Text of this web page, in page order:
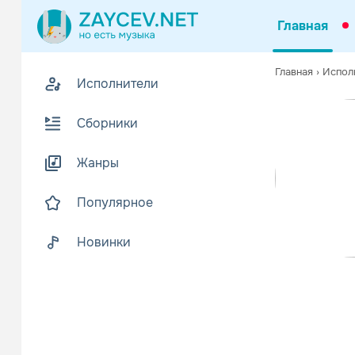
Главная
Исполнители
Сборники
Жанры
Популярное
Новинки
Главная ›